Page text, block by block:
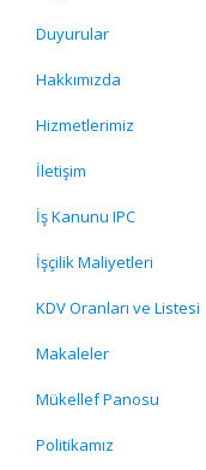
Duyurular
Hakkımızda
Hizmetlerimiz
İletişim
İş Kanunu IPC
İşçilik Maliyetleri
KDV Oranları ve Listesi
Makaleler
Mükellef Panosu
Politikamız